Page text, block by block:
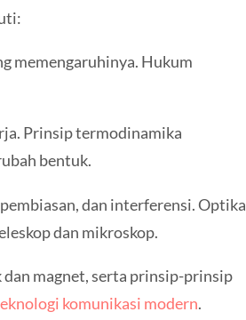
memengaruhinya. Hukum
Prinsip termodinamika
bentuk.
dan interferensi. Optika
dan mikroskop.
magnet, serta prinsip-prinsip
komunikasi modern.